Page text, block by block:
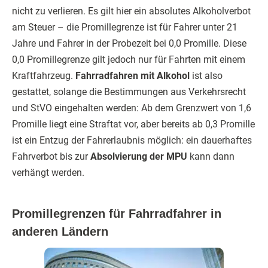
nicht zu verlieren. Es gilt hier ein absolutes Alkoholverbot
am Steuer – die Promillegrenze ist für Fahrer unter 21
Jahre und Fahrer in der Probezeit bei 0,0 Promille. Diese
0,0 Promillegrenze gilt jedoch nur für Fahrten mit einem
Kraftfahrzeug. Fahrradfahren mit Alkohol ist also
gestattet, solange die Bestimmungen aus Verkehrsrecht
und StVO eingehalten werden: Ab dem Grenzwert von 1,6
Promille liegt eine Straftat vor, aber bereits ab 0,3 Promille
ist ein Entzug der Fahrerlaubnis möglich: ein dauerhaftes
Fahrverbot bis zurAbsolvierung der MPU kann dann
verhängt werden.
Promillegrenzen für Fahrradfahrer in
anderen Ländern